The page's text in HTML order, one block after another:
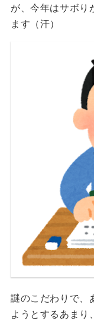
が、今年はサボり
ます（汗）
謎のこだわりで、
ようとするあまり